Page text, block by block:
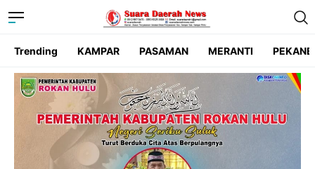
Trending KAMPAR PASAMAN MERANTI